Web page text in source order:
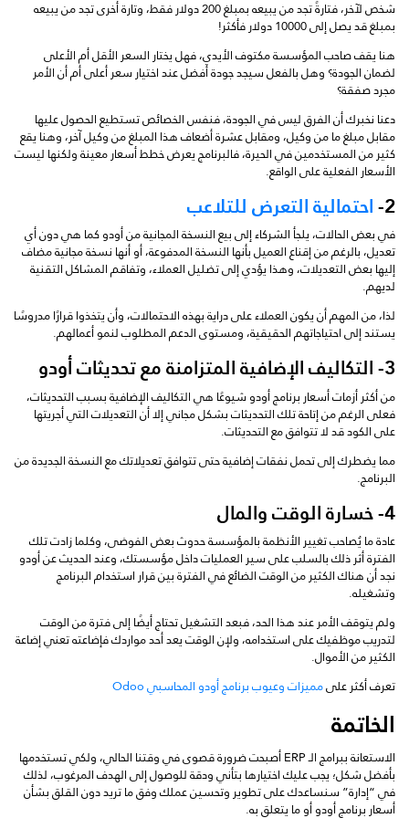
شخص لآخر، فتارةً تجد من يبيعه بمبلغ 200 دولار فقط، وتارة أخرى تجد من يبيعه
بمبلغ قد يصل إلى 10000 دولار فأكثر!
هنا يقف صاحب المؤسسة مكتوف الأيدي، فهل يختار السعر الأقل أم الأعلى
لضمان الجودة؟ وهل بالفعل سيجد جودة أفضل عند اختيار سعر أعلى أم أن الأمر
مجرد صفقة؟
دعنا نخبرك أن الفرق ليس في الجودة، فنفس الخصائص تستطيع الحصول عليها
مقابل مبلغ ما من وكيل، ومقابل عشرة أضعاف هذا المبلغ من وكيل آخر، وهنا يقع
كثير من المستخدمين في الحيرة، فالبرنامج يعرض خطط أسعار معينة ولكنها ليست
الأسعار الفعلية على الواقع.
2- احتمالية التعرض للتلاعب
في بعض الحالات، يلجأ الشركاء إلى بيع النسخة المجانية من أودو كما هي دون أي
تعديل، بالرغم من إقناع العميل بأنها النسخة المدفوعة، أو أنها نسخة مجانية مضاف
إليها بعض التعديلات، وهذا يؤدي إلى تضليل العملاء، وتفاقم المشاكل التقنية
لديهم.
لذا، من المهم أن يكون العملاء على دراية بهذه الاحتمالات، وأن يتخذوا قرارًا مدروسًا
يستند إلى احتياجاتهم الحقيقية، ومستوى الدعم المطلوب لنمو أعمالهم.
3- التكاليف الإضافية المتزامنة مع تحديثات أودو
من أكثر أزمات أسعار برنامج أودو شيوعًا هي التكاليف الإضافية بسبب التحديثات،
فعلى الرغم من إتاحة تلك التحديثات بشكل مجاني إلا أن التعديلات التي أجريتها
على الكود قد لا تتوافق مع التحديثات.
مما يضطرك إلى تحمل نفقات إضافية حتى تتوافق تعديلاتك مع النسخة الجديدة من
البرنامج.
4- خسارة الوقت والمال
عادة ما يُصاحب تغيير الأنظمة بالمؤسسة حدوث بعض الفوضى، وكلما زادت تلك
الفترة أثر ذلك بالسلب على سير العمليات داخل مؤسستك، وعند الحديث عن أودو
نجد أن هناك الكثير من الوقت الضائع في الفترة بين قرار استخدام البرنامج
وتشغيله.
ولم يتوقف الأمر عند هذا الحد، فبعد التشغيل تحتاج أيضًا إلى فترة من الوقت
لتدريب موظفيك على استخدامه، ولإن الوقت يعد أحد مواردك فإضاعته تعني إضاعة
الكثير من الأموال.
تعرف أكثر علىمميزات وعيوب برنامج أودو المحاسبي Odoo
الخاتمة
الاستعانة ببرامج الـ ERP أصبحت ضرورة قصوى في وقتنا الحالي، ولكي تستخدمها
بأفضل شكل؛ يجب عليك اختيارها بتأني ودقة للوصول إلى الهدف المرغوب، لذلك
في “إدارة” سنساعدك على تطوير وتحسين عملك وفق ما تريد دون القلق بشأن
أسعار برنامج أودو أو ما يتعلق به.